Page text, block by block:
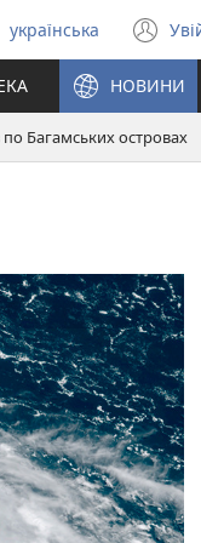
Вибрати
мову
українська
у
НОВИНИ
Багамських островах